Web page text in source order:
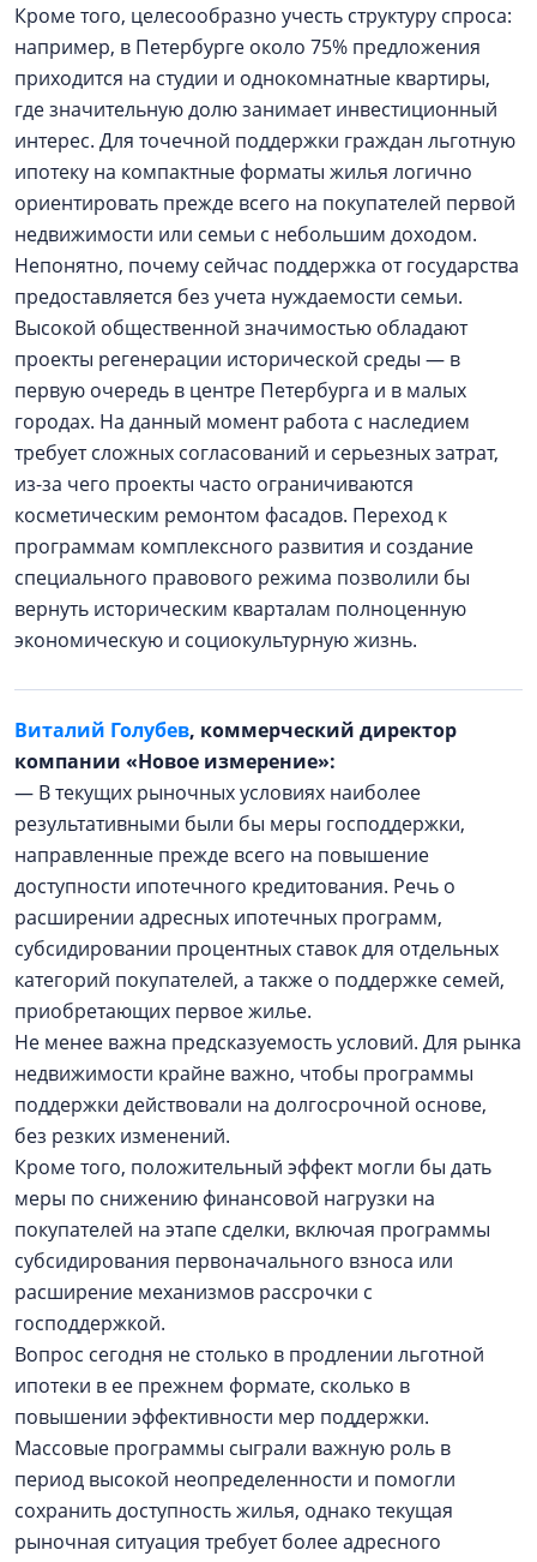
Кроме того, целесообразно учесть структуру спроса:
например, в Петербурге около 75% предложения
приходится на студии и однокомнатные квартиры,
где значительную долю занимает инвестиционный
интерес. Для точечной поддержки граждан льготную
ипотеку на компактные форматы жилья логично
ориентировать прежде всего на покупателей первой
недвижимости или семьи с небольшим доходом.
Непонятно, почему сейчас поддержка от государства
предоставляется без учета нуждаемости семьи.
Высокой общественной значимостью обладают
проекты регенерации исторической среды — в
первую очередь в центре Петербурга и в малых
городах. На данный момент работа с наследием
требует сложных согласований и серьезных затрат,
из-за чего проекты часто ограничиваются
косметическим ремонтом фасадов. Переход к
программам комплексного развития и создание
специального правового режима позволили бы
вернуть историческим кварталам полноценную
экономическую и социокультурную жизнь.
Виталий Голубев, коммерческий директор
компании «Новое измерение»:
— В текущих рыночных условиях наиболее
результативными были бы меры господдержки,
направленные прежде всего на повышение
доступности ипотечного кредитования. Речь о
расширении адресных ипотечных программ,
субсидировании процентных ставок для отдельных
категорий покупателей, а также о поддержке семей,
приобретающих первое жилье.
Не менее важна предсказуемость условий. Для рынка
недвижимости крайне важно, чтобы программы
поддержки действовали на долгосрочной основе,
без резких изменений.
Кроме того, положительный эффект могли бы дать
меры по снижению финансовой нагрузки на
покупателей на этапе сделки, включая программы
субсидирования первоначального взноса или
расширение механизмов рассрочки с
господдержкой.
Вопрос сегодня не столько в продлении льготной
ипотеки в ее прежнем формате, сколько в
повышении эффективности мер поддержки.
Массовые программы сыграли важную роль в
период высокой неопределенности и помогли
сохранить доступность жилья, однако текущая
рыночная ситуация требует более адресного